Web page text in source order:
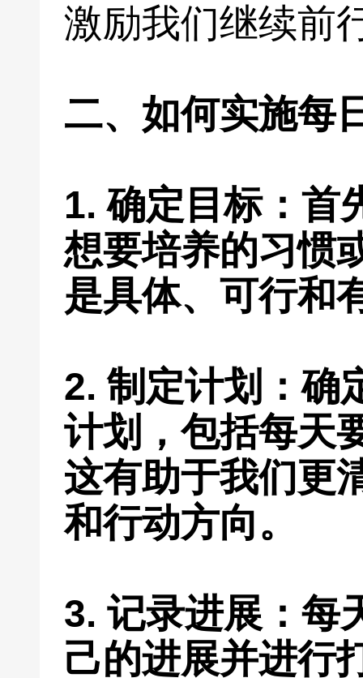
激励我们继续前
二、如何实施每
1. 确定目标：首
想要培养的习惯
是具体、可行和
2. 制定计划：确
计划，包括每天
这有助于我们更
和行动方向。
3. 记录进展：每
己的进展并进行